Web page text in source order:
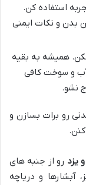
استفاده کن.
بدن و نکات ایمنی
همیشه به بقیه
آب و سوخت کافی
نشو.
رو برات بسازن و
یزد رو از جنبه های
آبشارها و دریاچه